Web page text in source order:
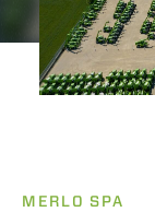
MERLO SPA